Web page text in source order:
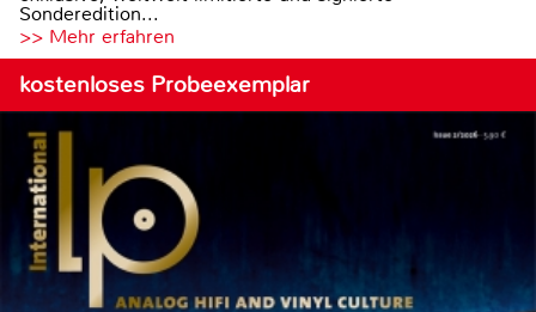
Sonderedition...
>> Mehr erfahren
kostenloses Probeexemplar